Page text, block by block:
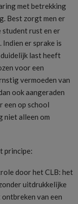
met betrekking
Best zorgt men er
student rust en er
er sprake is
last heeft
voor een
vermoeden van
ook aangeraden
een op school
niet alleen om
principe:
door het CLB: het
uitdrukkelijke
van een